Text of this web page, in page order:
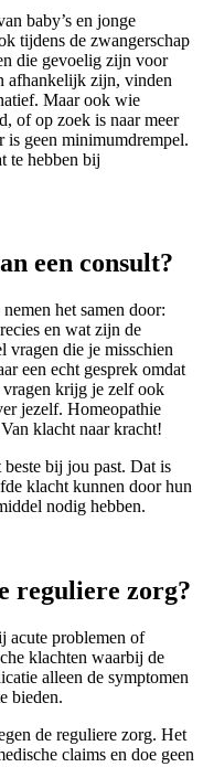
baby’s en jonge
tijdens de zwangerschap
die gevoelig zijn voor
afhankelijk zijn, vinden
Maar ook wie
of op zoek is naar meer
is geen minimumdrempel.
te hebben bij
een consult?
het samen door:
en wat zijn de
vragen die je misschien
een echt gesprek omdat
krijg je zelf ook
jezelf. Homeopathie
klacht naar kracht!
bij jou past. Dat is
klacht kunnen door hun
nodig hebben.
reguliere zorg?
acute problemen of
klachten waarbij de
alleen de symptomen
bieden.
de reguliere zorg. Het
claims en doe geen